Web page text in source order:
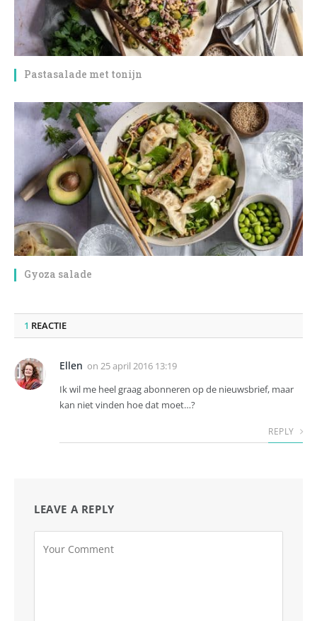
Pastasalade met tonijn
Gyoza salade
1 REACTIE
Ellen on 25 april 2016 13:19
Ik wil me heel graag abonneren op de nieuwsbrief, maar
kan niet vinden hoe dat moet…?
REPLY
LEAVE A REPLY